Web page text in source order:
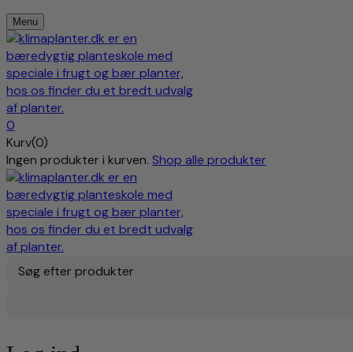
Menu
0
Kurv(0)
Ingen produkter i kurven. Shop alle produkter
Søg efter produkter